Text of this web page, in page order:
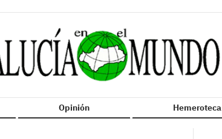
Opinión Hemeroteca